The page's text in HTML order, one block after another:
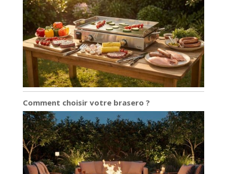
Comment choisir votre brasero ?